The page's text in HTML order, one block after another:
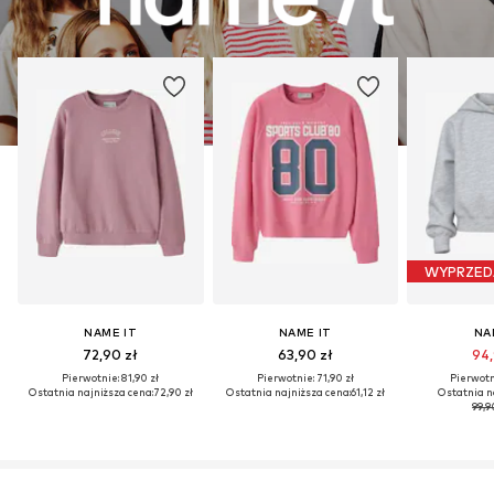
NAME IT
72,90 zł
Pierwotnie: 81,90 zł
Ostatnia najniższa cena:72,90 zł
NAME IT
63,90 zł
Pierwotnie: 71,90 zł
Ostatnia najniższa cena:61,12 zł
Ostatnia